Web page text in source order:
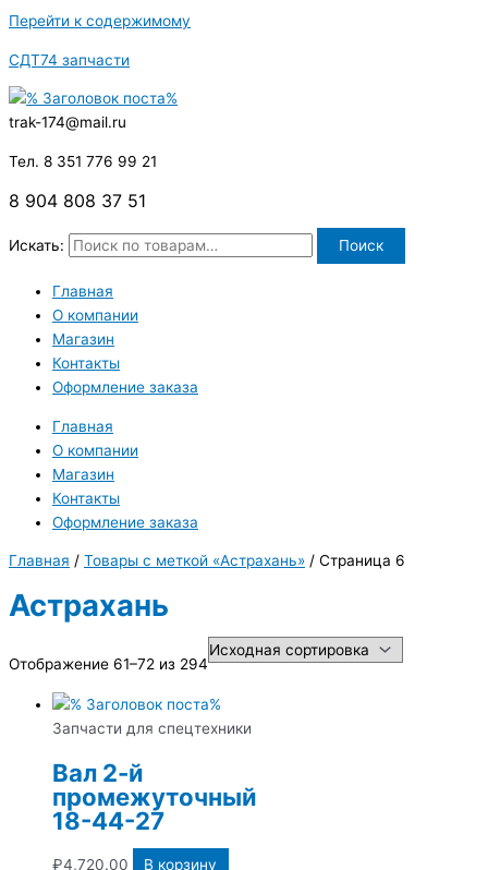
Перейти к содержимому
СДТ74 запчасти
trak-174@mail.ru
Тел. 8 351 776 99 21
8 904 808 37 51
Искать: Поиск
Главная
О компании
Магазин
Контакты
Оформление заказа
Главная
О компании
Магазин
Контакты
Оформление заказа
Главная / Товары с меткой «Астрахань» / Страница 6
Астрахань
Отображение 61–72 из 294
Запчасти для спецтехники
Вал 2-й
промежуточный
18-44-27
₽4,720.00 В корзину